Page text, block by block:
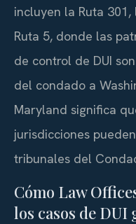
incluyen la Ruta
Ruta 5, donde las
de control de DUI
del condado a
Maryland significa
jurisdicciones
tribunales del
Cómo Law
los casos de DUI